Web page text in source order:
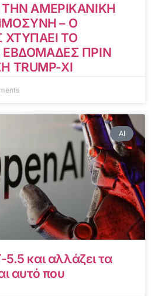
ΤΗΝ ΑΜΕΡΙΚΑΝΙΚΗ
– Ο
ΧΤΥΠΑΕΙ ΤΟ
ΕΒΔΟΜΑΔΕΣ ΠΡΙΝ
TRUMP-XI
AI
και αλλάζει τα
αυτό που